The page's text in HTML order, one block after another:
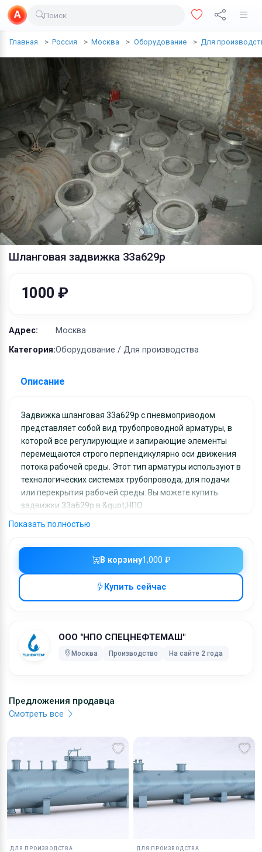
Поиск
Главная Россия Москва Оборудование Для
Шланговая задвижка 33а629р
В корзину1,000 ₽
Купить сейчас
ООО "НПО СПЕЦНЕФТЕМАШ"
Москва Производство На сайте 2 года
1000 ₽
Адрес:
Москва
Категория:Оборудование / Для производства
Описание
Задвижка шланговая 33а629р с пневмоприводом
представляет собой вид трубопроводной арматуры, в
которой все регулирующие и запирающие элементы
перемещаются строго перпендикулярно оси движения
потока рабочей среды. Этот тип арматуры используют в
технологических системах трубопровода, для подачи
или перекрытия рабочей среды. Вы можете купить
задвижки 33а629р в &quot;НПО
свидетельства об изготовлении и технические
паспорта.
трубопроводная арматура, емкостные приборы разного
Показать полностью
Предложения продавца
Смотреть все
ДЛЯ ПРОИЗВОДСТВА ДЛЯ ПРОИЗВОДСТВА
Доставка еды
Транспорт
Недвижимость
Услуги
Личные вещи
Одежда и обувь
Электроника
Все для дома
Хобби и отдых
Животные
Оборудование
Материалы